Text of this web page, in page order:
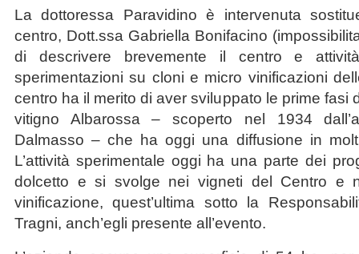
La dottoressa Paravidino è intervenuta
centro, Dott.ssa Gabriella Bonifacino
di descrivere brevemente il centro e
sperimentazioni su cloni e micro vinificazioni
centro ha il merito di aver sviluppato le prime fasi
vitigno Albarossa – scoperto nel 1934
Dalmasso – che ha oggi una diffusione in
L’attività sperimentale oggi ha una parte dei
dolcetto e si svolge nei vigneti del Centro e
vinificazione, quest’ultima sotto la
Tragni, anch’egli presente all’evento.